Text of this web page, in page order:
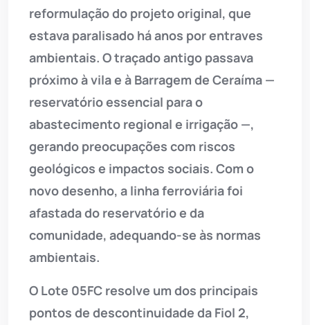
reformulação do projeto original, que
estava paralisado há anos por entraves
ambientais. O traçado antigo passava
próximo à vila e à Barragem de Ceraíma —
reservatório essencial para o
abastecimento regional e irrigação —,
gerando preocupações com riscos
geológicos e impactos sociais. Com o
novo desenho, a linha ferroviária foi
afastada do reservatório e da
comunidade, adequando-se às normas
ambientais.
O Lote 05FC resolve um dos principais
pontos de descontinuidade da Fiol 2,